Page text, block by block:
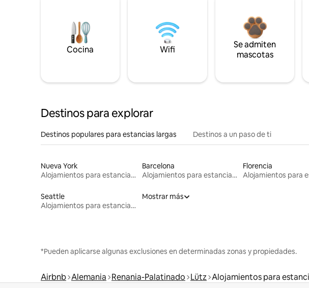
Cocina Wifi
Se admiten
mascotas
Destinos para explorar
Destinos populares para estancias largas Destinos a un paso de ti
Nueva York
Alojamientos para estancias largas
Barcelona
Alojamientos para estancias largas
Florencia
Seattle
Alojamientos para estancias largas
Mostrar más
*Pueden aplicarse algunas exclusiones en determinadas zonas y propiedades.
Airbnb Alemania Renania-Palatinado Lütz Alojamientos para